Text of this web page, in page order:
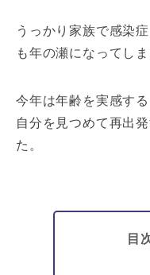
うっかり家族で感染
も年の瀬になってしま
今年は年齢を実感す
自分を見つめて再出
た。
目